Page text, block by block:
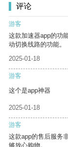
评论
游客
这款加速器app的功
动切换线路的功能。
2025-01-18
游客
这个是app神器
2025-01-18
游客
这款app的售后服务
够放心购物。